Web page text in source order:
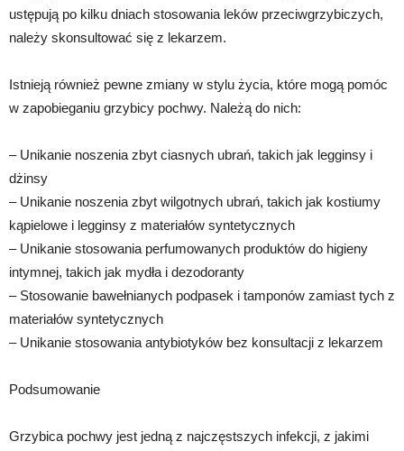
ustępują po kilku dniach stosowania leków przeciwgrzybiczych,
należy skonsultować się z lekarzem.
Istnieją również pewne zmiany w stylu życia, które mogą pomóc
w zapobieganiu grzybicy pochwy. Należą do nich:
– Unikanie noszenia zbyt ciasnych ubrań, takich jak legginsy i
dżinsy
– Unikanie noszenia zbyt wilgotnych ubrań, takich jak kostiumy
kąpielowe i legginsy z materiałów syntetycznych
– Unikanie stosowania perfumowanych produktów do higieny
intymnej, takich jak mydła i dezodoranty
– Stosowanie bawełnianych podpasek i tamponów zamiast tych z
materiałów syntetycznych
– Unikanie stosowania antybiotyków bez konsultacji z lekarzem
Podsumowanie
Grzybica pochwy jest jedną z najczęstszych infekcji, z jakimi